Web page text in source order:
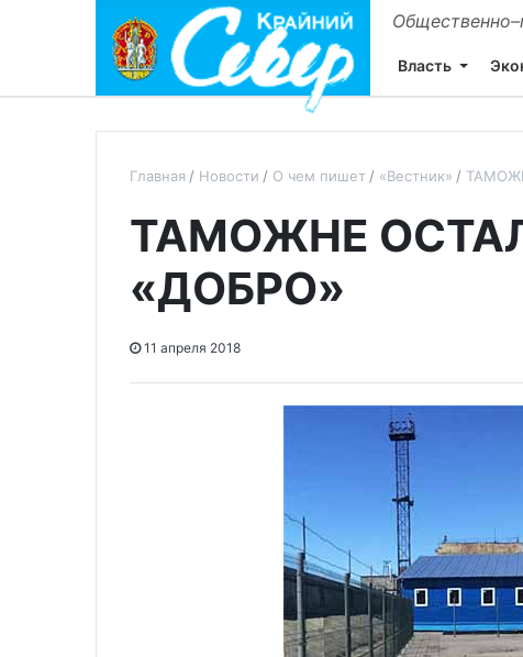
Власть
Главная Новости О чем пишет «Вестник»
ТАМОЖНЕ
«ДОБРО»
11 апреля 2018